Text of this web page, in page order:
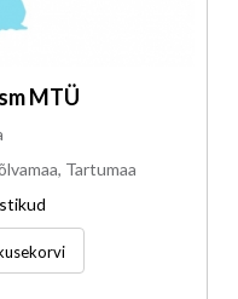
MTÜ
Tartumaa